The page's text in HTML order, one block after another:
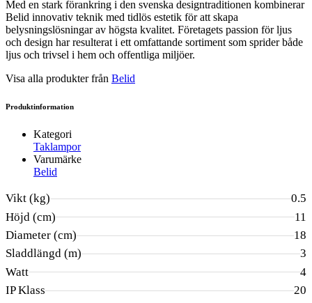
Med en stark förankring i den svenska designtraditionen kombinerar
Belid innovativ teknik med tidlös estetik för att skapa
belysningslösningar av högsta kvalitet. Företagets passion för ljus
och design har resulterat i ett omfattande sortiment som sprider både
ljus och trivsel i hem och offentliga miljöer.
Visa alla produkter från Belid
Produktinformation
Kategori
Taklampor
Varumärke
Belid
Vikt (kg)
0.5
Höjd (cm)
11
Diameter (cm)
18
Sladdlängd (m)
3
Watt
4
IP Klass
20